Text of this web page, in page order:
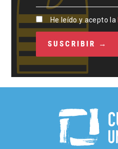
He leído y acepto la